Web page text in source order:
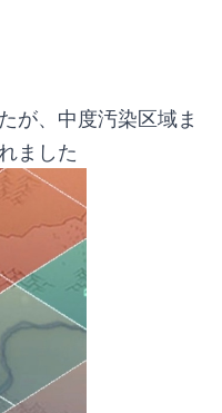
が、中度汚染区域ま
ました